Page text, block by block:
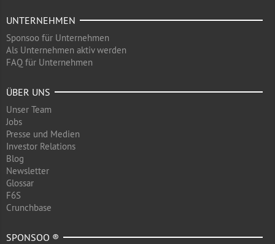
UNTERNEHMEN
Sponsoo für Unternehmen
Als Unternehmen aktiv werden
FAQ für Unternehmen
ÜBER UNS
Unser Team
Jobs
Presse und Medien
Investor Relations
Blog
Newsletter
Glossar
F6S
Crunchbase
SPONSOO ®